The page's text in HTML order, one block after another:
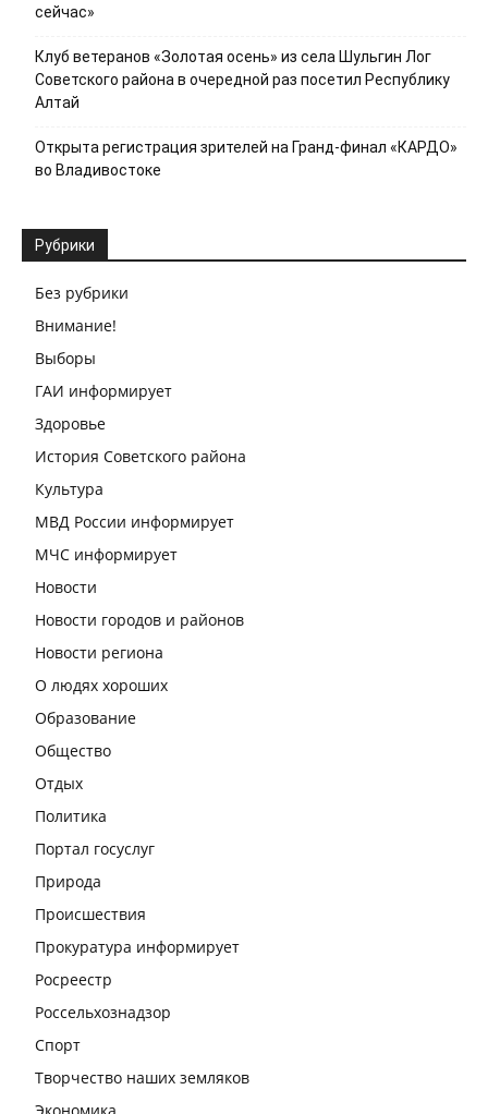
сейчас»
Клуб ветеранов «Золотая осень» из села Шульгин Лог
Советского района в очередной раз посетил Республику
Алтай
Открыта регистрация зрителей на Гранд-финал «КАРДО»
во Владивостоке
Рубрики
Без рубрики
Внимание!
Выборы
ГАИ информирует
Здоровье
История Советского района
Культура
МВД России информирует
МЧС информирует
Новости
Новости городов и районов
Новости региона
О людях хороших
Образование
Общество
Отдых
Политика
Портал госуслуг
Природа
Происшествия
Прокуратура информирует
Росреестр
Россельхознадзор
Спорт
Творчество наших земляков